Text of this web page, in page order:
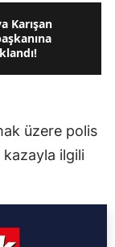
Karışan
üzere polis
ilgili